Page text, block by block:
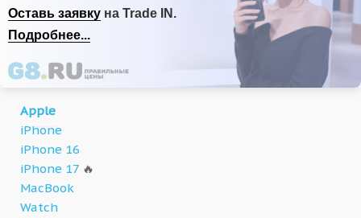
Оставь заявку на Trade IN.
Подробнее...
Apple
iPhone
iPhone 16
iPhone 17 🔥
MacBook
Watch